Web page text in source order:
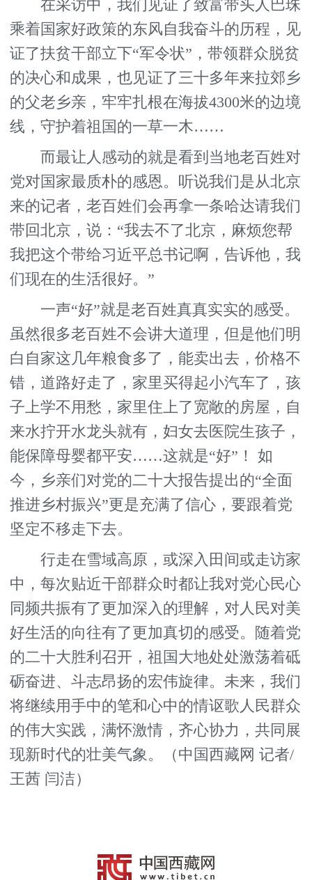
在采访中，我们见证了致富带头人巴珠
乘着国家好政策的东风自我奋斗的历程，见
证了扶贫干部立下“军令状”，带领群众脱贫
的决心和成果，也见证了三十多年来拉郊乡
的父老乡亲，牢牢扎根在海拔4300米的边境
线，守护着祖国的一草一木……
而最让人感动的就是看到当地老百姓对
党对国家最质朴的感恩。听说我们是从北京
来的记者，老百姓们会再拿一条哈达请我们
带回北京，说：“我去不了北京，麻烦您帮
我把这个带给习近平总书记啊，告诉他，我
们现在的生活很好。”
一声“好”就是老百姓真真实实的感受。
虽然很多老百姓不会讲大道理，但是他们明
白自家这几年粮食多了，能卖出去，价格不
错，道路好走了，家里买得起小汽车了，孩
子上学不用愁，家里住上了宽敞的房屋，自
来水拧开水龙头就有，妇女去医院生孩子，
能保障母婴都平安……这就是“好”！ 如
今，乡亲们对党的二十大报告提出的“全面
推进乡村振兴”更是充满了信心，要跟着党
坚定不移走下去。
行走在雪域高原，或深入田间或走访家
中，每次贴近干部群众时都让我对党心民心
同频共振有了更加深入的理解，对人民对美
好生活的向往有了更加真切的感受。随着党
的二十大胜利召开，祖国大地处处激荡着砥
砺奋进、斗志昂扬的宏伟旋律。未来，我们
将继续用手中的笔和心中的情讴歌人民群众
的伟大实践，满怀激情，齐心协力，共同展
现新时代的壮美气象。（中国西藏网 记者/
王茜 闫洁）